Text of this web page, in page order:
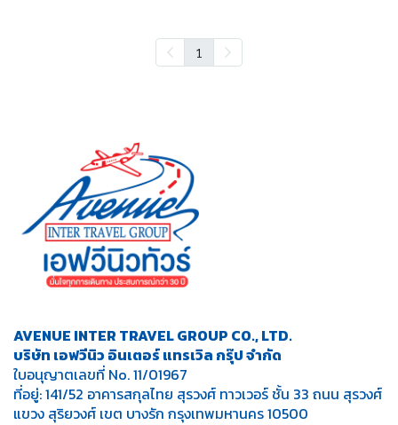
1
AVENUE INTER TRAVEL GROUP CO., LTD.
บริษัท เอฟวีนิว อินเตอร์ แทรเวิล กรุ๊ป จำกัด
ใบอนุญาตเลขที่ No. 11/01967
ที่อยู่: 141/52 อาคารสกุลไทย สุรวงศ์ ทาวเวอร์ ชั้น 33 ถนน สุรวงศ์
แขวง สุริยวงศ์ เขต บางรัก กรุงเทพมหานคร 10500